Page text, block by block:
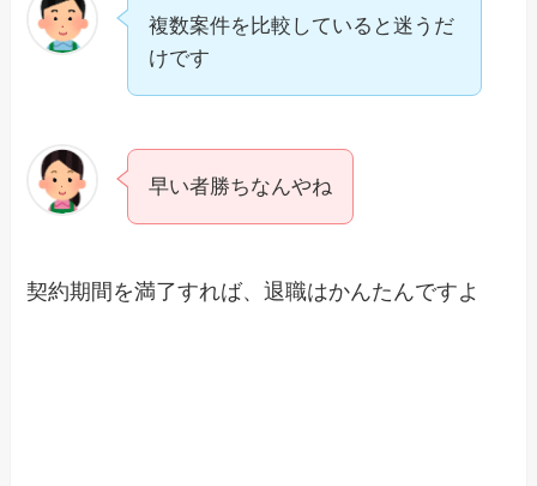
複数案件を比較していると迷うだ
けです
早い者勝ちなんやね
契約期間を満了すれば、退職はかんたんですよ